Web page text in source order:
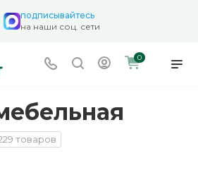
подписывайтесь
на наши соц. сети
0
товаров